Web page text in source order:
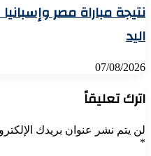
نتيجة مباراة مصر
اليد
07/08/2026
اترك تعليقاً
لن يتم نشر عنوان بريدك
*